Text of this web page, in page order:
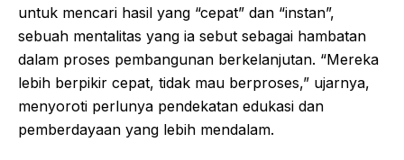
untuk mencari hasil yang “cepat” dan “instan”,
sebuah mentalitas yang ia sebut sebagai hambatan
dalam proses pembangunan berkelanjutan. “Mereka
lebih berpikir cepat, tidak mau berproses,” ujarnya,
menyoroti perlunya pendekatan edukasi dan
pemberdayaan yang lebih mendalam.